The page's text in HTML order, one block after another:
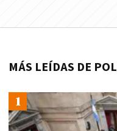
MÁS LEÍDAS DE